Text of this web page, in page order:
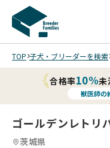
TOP 子犬・ブリーダーを検索
合格率10%未
獣医師の
ゴールデンレトリ
茨城県